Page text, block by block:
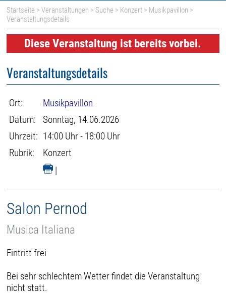
Startseite >Veranstaltungen > Suche > Konzert > Musikpavillon >
Veranstaltungsdetails
Diese Veranstaltung ist bereits vorbei.
Veranstaltungsdetails
Ort:
Musikpavillon
Datum:
Sonntag, 14.06.2026
Uhrzeit: 14:00 Uhr - 18:00 Uhr
Rubrik:
Konzert
|
Salon Pernod
Musica Italiana
Eintritt frei
Bei sehr schlechtem Wetter findet die Veranstaltung
nicht statt.